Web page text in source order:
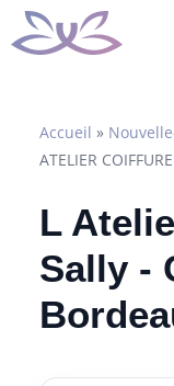
Aller
au
Accueil »
ATELIER
L
Sally -